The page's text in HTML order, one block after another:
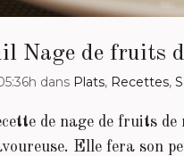
Nage de fruits
dans Plats, Recettes,
de nage de fruits
Elle fera son